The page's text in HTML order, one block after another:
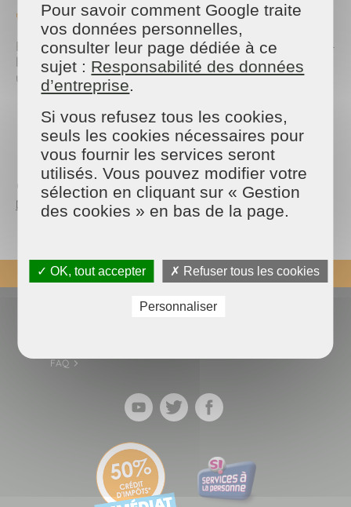
🌿 3. Compostez vos biodéchets
Épluchures, marc de café, coquilles d’œuf… Donnez-
leur une seconde vie grâce aux composteurs
urbains disponibles dans Paris 14 🍂
📍Maison & Services Paris 14
📌 7 Rue Brézin, 75014 Paris
📞 +33 1 45 40 31 88
📧 Demandez un devis gratuit
REVENIR EN HAUT
FAQ
Pour savoir comment Google traite
vos données personnelles,
consulter leur page dédiée à ce
sujet : Responsabilité des données
d’entreprise.
Si vous refusez tous les cookies,
seuls les cookies nécessaires pour
vous fournir les services seront
utilisés. Vous pouvez modifier votre
sélection en cliquant sur « Gestion
des cookies » en bas de la page.
✓ OK, tout accepter ✗ Refuser tous les cookies
Personnaliser